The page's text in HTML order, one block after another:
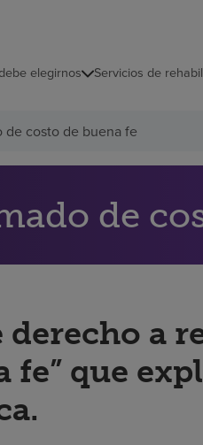
elegirnos Servicios de
de costo de buena fe
de
derecho a
fe” que